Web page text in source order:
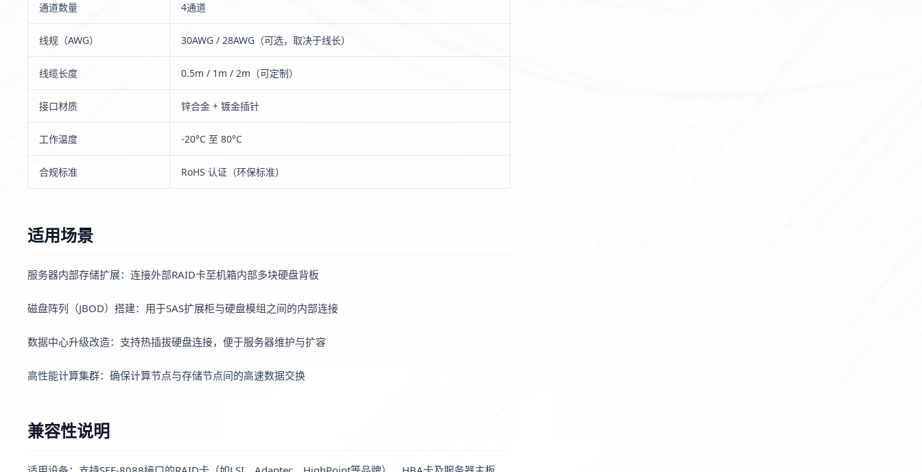
通道数量 4通道
线规（AWG） 30AWG / 28AWG（可选，取决于线长）
线缆长度 0.5m / 1m / 2m（可定制）
接口材质 锌合金 + 镀金插针
工作温度 -20°C 至 80°C
合规标准 RoHS 认证（环保标准）
适用场景
服务器内部存储扩展：连接外部RAID卡至机箱内部多块硬盘背板
磁盘阵列（JBOD）搭建：用于SAS扩展柜与硬盘模组之间的内部连接
数据中心升级改造：支持热插拔硬盘连接，便于服务器维护与扩容
高性能计算集群：确保计算节点与存储节点间的高速数据交换
兼容性说明